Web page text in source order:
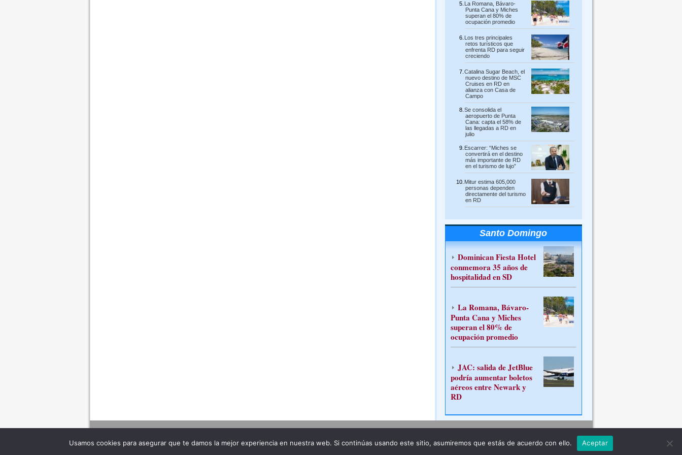
La Romana, Bávaro-
Punta Cana y Miches
superan el 80% de
ocupación promedio
Los tres principales
retos turísticos que
enfrenta RD para seguir
creciendo
Catalina Sugar Beach, el
nuevo destino de MSC
Cruises en RD en
alianza con Casa de
Campo
Se consolida el
aeropuerto de Punta
Cana: capta el 58% de
las llegadas a RD en
julio
Escarrer: “Miches se
convertirá en el destino
más importante de RD
en el turismo de lujo”
Mitur estima 605,000
personas dependen
directamente del turismo
en RD
Santo Domingo
Dominican Fiesta Hotel
conmemora 35 años de
hospitalidad en SD
La Romana, Bávaro-
Punta Cana y Miches
superan el 80% de
ocupación promedio
JAC: salida de JetBlue
podría aumentar boletos
aéreos entre Newark y
RD
Usamos cookies para asegurar que te damos la mejor experiencia en nuestra web. Si continúas usando este sitio, asumiremos que estás de acuerdo con ello. Aceptar